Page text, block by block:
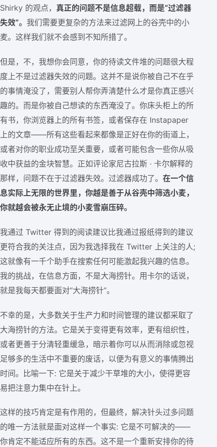
Shirky 的观点， 真正的问题不是信息超载，而是“过滤器
失效”。 我们需要更复杂的方法来过滤网上的谷壳中的小
麦。这样我们就不会感到不知所措了。
但是，不，我想你会同意，你的待读文件堆的问题很大程
度上不是过滤器失效的问题。这并不是说你被自己不在乎
的事情淹没了，需要别人帮你弄清楚什么才是你真正感兴
趣的。而是你被自己想读的东西淹没了。你床头柜上的所
有书，你浏览器上的所有书签，或者保存在 Instapaper
上的文章——所有这些看起来都像是正好在你的街道上，
或者对你的职业成功至关重要，或者可能包含一些你从吸
收中获益的金块智慧。正如评论家尼古拉斯 · 卡尔解释的
那样，问题不在于过滤器失效。过滤器成功了。 在一个信
息实际上无限的世界里，你越是善于从谷壳中筛选小麦，
你就越会被永无止境的小麦雪崩压碎。
我通过 Twitter 得到的阅读建议比我通过报纸得到的建议
更符合我的关注点，因为我选择我在 Twitter 上关注的人;
这就像有一千个助手在搜索任何可能激起我兴趣的信息。
我的挑战，在信息方面，不是大海捞针。用卡尔的话说，
就是我每天都要面对“大海捞针”。
不幸的是，大多数关于生产力和时间管理的建议都采取了
大海捞针的方法。它是关于变得更有效率，更有组织性，
或者更善于分清轻重缓急，暗示着你可以从而消除或忽视
足够多的生活中不重要的废话，以便为有意义的事情腾出
时间。比喻一下: 它是关于减少干草堆的大小，使得更容
易把注意力集中在针上。
这样的技巧肯定是有作用的，但最终，解决针头过多问题
的唯一方法就是面对这样一个事实: 它是不可解决的——
你肯定不能适应所有的东西。这不是一个重新安排你的待